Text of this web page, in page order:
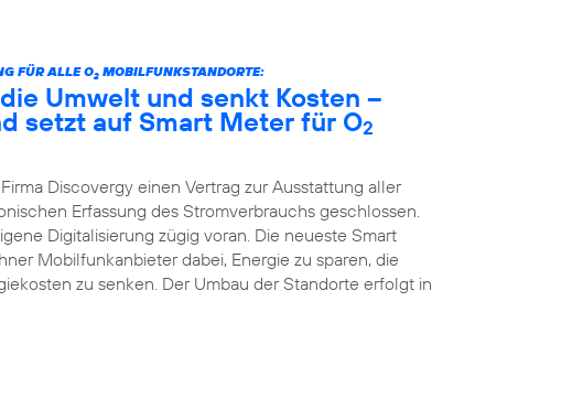
FÜR ALLE O2 MOBILFUNKSTANDORTE:
Umwelt und senkt Kosten –
setzt auf Smart Meter für O2
Discovergy einen Vertrag zur Ausstattung aller
Erfassung des Stromverbrauchs geschlossen.
Digitalisierung zügig voran. Die neueste Smart
Mobilfunkanbieter dabei, Energie zu sparen, die
zu senken. Der Umbau der Standorte erfolgt in